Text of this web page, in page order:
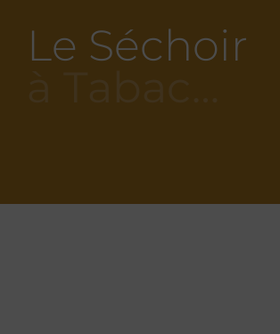
Le Séchoir